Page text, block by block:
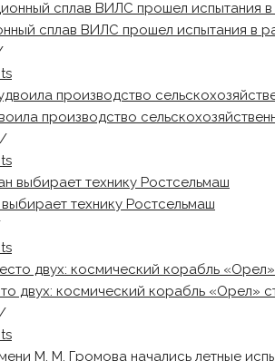
сплав ВИЛС прошел испытания в
производство
/
выбирает технику Ростсельмаш
двух: космический корабль «Орел»